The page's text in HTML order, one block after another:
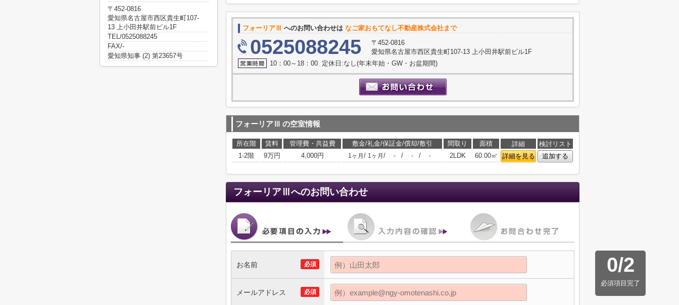
フォーリアⅢ へのお問い合わせは なご家おもてなし不動産株式会社まで
0525088245
〒452-0816
愛知県名古屋市西区貴生町107-13 上小田井駅前ビル1F
10：00～18：00 定休日:なし(年末年始・GW・お盆期間)
フォーリアⅢ の空室情報
所在階 賃料 管理費・共益費 敷金/礼金/保証金/償却/敷引 間取り 面積 詳細
検討リスト
1-2階
9万円 4,000円 1ヶ月 / 1ヶ月 / - / - / - 2LDK 60.00㎡ 詳細を見る 追加する
フォーリアⅢ へのお問い合わせ
0/2
必須項目完了
必須
お名前
必須
メールアドレス
〒452-0816
愛知県名古屋市西区貴生町107-
13 上小田井駅前ビル1F
TEL/0525088245
FAX/-
愛知県知事 (2) 第23657号